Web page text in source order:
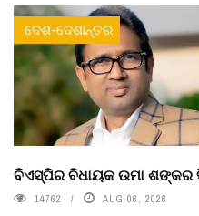
ଦେଶ-ଦେଶାନ୍ତର
ବିଏସ୍‌ପିର ବିଧାୟକ ଉମା ଶଙ୍କର
14762 AUG 06, 2026